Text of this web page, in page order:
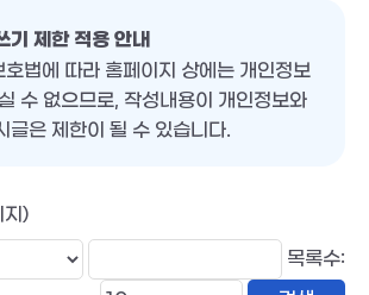
기 제한 적용 안내
호법에 따라 홈페이지 상에는 개인정보
수 없으므로, 작성내용이 개인정보와
글은 제한이 될 수 있습니다.
)
목록수: